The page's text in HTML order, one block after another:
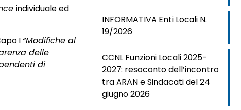
individuale ed
I “Modifiche al
delle
di
INFORMATIVA Enti Locali N.
19/2026
CCNL Funzioni Locali 2025-
2027: resoconto dell’incontro
tra ARAN e Sindacati del 24
giugno 2026